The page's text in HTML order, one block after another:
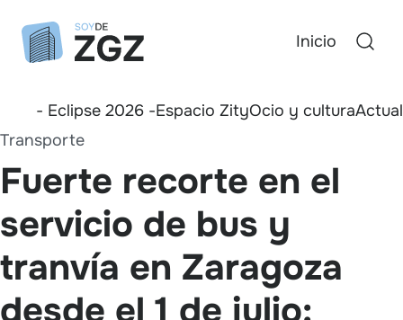
Inicio
- Eclipse 2026 -Espacio ZityOcio y cultura
Transporte
Fuerte recorte en el
servicio de bus y
tranvía en Zaragoza
desde el 1 de julio: